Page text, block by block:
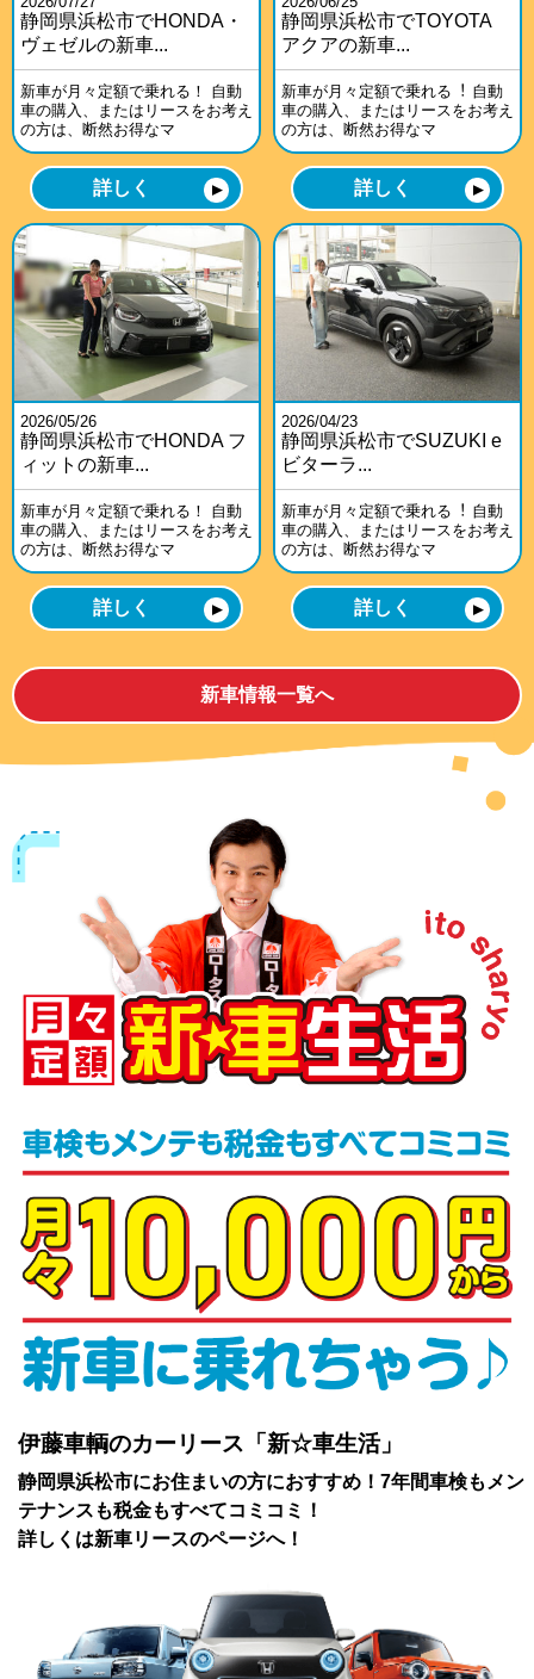
静岡県浜松市でHONDA・
ヴェゼルの新車...
新車が月々定額で乗れる！ 自動
車の購入、またはリースをお考え
の方は、断然お得なマ
詳しく ▼
静岡県浜松市でTOYOTA
アクアの新車...
新車が月々定額で乗れる︕ 自動
車の購入、またはリースをお考え
の方は、断然お得なマ
詳しく ▼
2026/05/26
静岡県浜松市でHONDA フ
ィットの新車...
新車が月々定額で乗れる！ 自動
車の購入、またはリースをお考え
の方は、断然お得なマ
詳しく ▼
2026/04/23
静岡県浜松市でSUZUKI e
ビターラ...
新車が月々定額で乗れる︕ 自動
車の購入、またはリースをお考え
の方は、断然お得なマ
詳しく ▼
新車情報一覧へ
伊藤車輌のカーリース「新☆車生活」
静岡県浜松市にお住まいの方におすすめ！7年間車検もメン
テナンスも税金もすべてコミコミ！
詳しくは新車リースのページへ！